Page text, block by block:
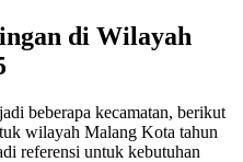
di Wilayah
beberapa kecamatan, berikut
wilayah Malang Kota tahun
referensi untuk kebutuhan